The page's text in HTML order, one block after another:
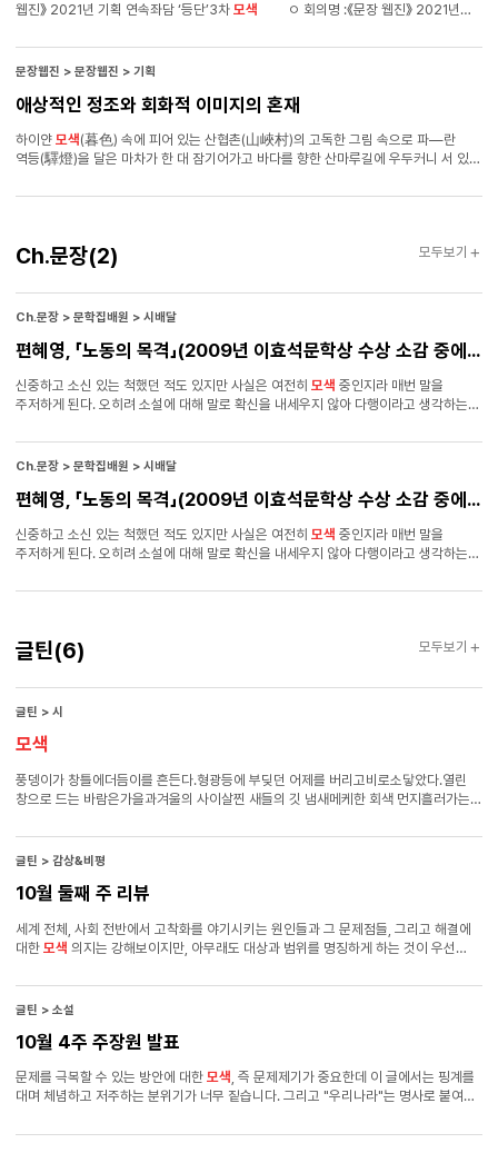
웹진》 2021년 기획 연속좌담 ‘등단’3차 모색
신춘문예에 관해 - 문예지의 청탁과 투고 - 아카이브와 접근성 - 못다 한
이야기들 ㅇ 참여자 - 노태훈(사회, 문학평론가) - 소영현(문학평론가, 웹진
《서울신문》) - 한소범(기자, 《한국일보》) 〈개회〉 노태훈 : 《문장 웹진》 기획
맡은 문학평론가 노태훈이라고 합니다. 평론가 두 분, 기자님 두 분을 모셨어요.
문장웹진 > 문장웹진 > 기획
애상적인 정조와 회화적 이미지의 혼재
하이얀 모색(暮色) 속에 피어 있는 산협촌(山峽村)의 고독한 그림 속으로 파―란
역등(驛燈)을 달은 마차가 한 대 잠기어가고 바다를 향한 산마루길에 우두커니 서 있는
집들이 창을 내리고 갈대밭에 묻히인 돌다리 아래선 작은 시내가 물방울을 굴리고 안개
내리고 공백(空白)한 하늘에 걸려 있는 촌락의 시계가 여윈 손길을 저어 열시를
지붕 위에선 분수처럼 흩어지는 푸른 종소리 ―「외인촌」 전문 이
시의 시간적 배경은 ‘모색(暮色)’, ‘노을’로 상징되는 저물 무렵에서 시작된다.
Ch.문장(2)
Ch.문장 > 문학집배원 > 시배달
편혜영, 「노동의 목격」(2009년 이효석문학상 수상 소감 중에서)
신중하고 소신 있는 척했던 적도 있지만 사실은 여전히 모색 중인지라 매번 말을
주저하게 된다. 오히려 소설에 대해 말로 확신을 내세우지 않아 다행이라고 생각하는
있으며 앞으로도 기꺼이 그럴 것이라는 게 작가로서 나의 유일한 자부이다. 일상 속
개인은 이미 서정을 잃은 세계에 압도당해 무능해졌지만, 그래도 계속해서 소설 속
밤길로 걸어 들어가고 싶다. ="wooriSaebomRC1">● 작가 : 편혜영 - 1972년
『사육장 쪽으로』 등이 있음. 이효석문학상을 수상함. ="wooriSaebomRC1">● 낭독
: 김성미 - 배우. ‘하녀들’ ‘관객모독’ 등 출연.
Ch.문장 > 문학집배원 > 시배달
편혜영, 「노동의 목격」(2009년 이효석문학상 수상 소감 중에서)
신중하고 소신 있는 척했던 적도 있지만 사실은 여전히 모색 중인지라 매번 말을
주저하게 된다. 오히려 소설에 대해 말로 확신을 내세우지 않아 다행이라고 생각하는
있으며 앞으로도 기꺼이 그럴 것이라는 게 작가로서 나의 유일한 자부이다. 일상 속
밤길로 걸어 들어가고 싶다. ="wooriSaebomRC1">● 작가 : 편혜영 - 1972년
서울에서 태어났으며, 2000년 서울신문 신춘문예로 등단. 소설집 『아오이가든』
『사육장 쪽으로』 등이 있음. 이효석문학상을 수상함. ="wooriSaebomRC1">● 낭독
: 김성미 - 배우. ‘하녀들’ ‘관객모독’ 등 출연.
Ch.
모두보기
글틴(6)
글틴 > 시
모색
풍뎅이가 창틀에더듬이를 흔든다.형광등에 부딪던 어제를 버리고비로소닿았다.열린
창으로 드는 바람은가을과겨울의 사이살찐 새들의 깃 냄새메케한 회색 먼지흘러가는
말한다.그리고―
글틴 > 감상&비평
10월 둘째 주 리뷰
세계 전체, 사회 전반에서 고착화를 야기시키는 원인들과 그 문제점들, 그리고 해결에
대한 모색 의지는 강해보이지만, 아무래도 대상과 범위를 명징하게 하는 것이 우선
논리적 연결관계, 정합성이 다소 느슨한 부분들도 진지하게 생각해봐야할 것 같습니다.
이후, 이 문제의식을 보다 명징하게 설득력 있게 표현한 글을 기대하겠습니다. 이 글의
글틴 > 소설
10월 4주 주장원 발표
문제를 극복할 수 있는 방안에 대한 모색 , 즉 문제제기가 중요한데 이 글에서는 핑계를
대며 체념하고 저주하는 분위기가 너무 짙습니다. 그리고 "우리나라"는 명사로 붙여서
수 있죠. 중국이라고 딱히 비행기를 가지고 거리를 따질 필요는 없겠습니다. 이야기의
글틴
모두보기